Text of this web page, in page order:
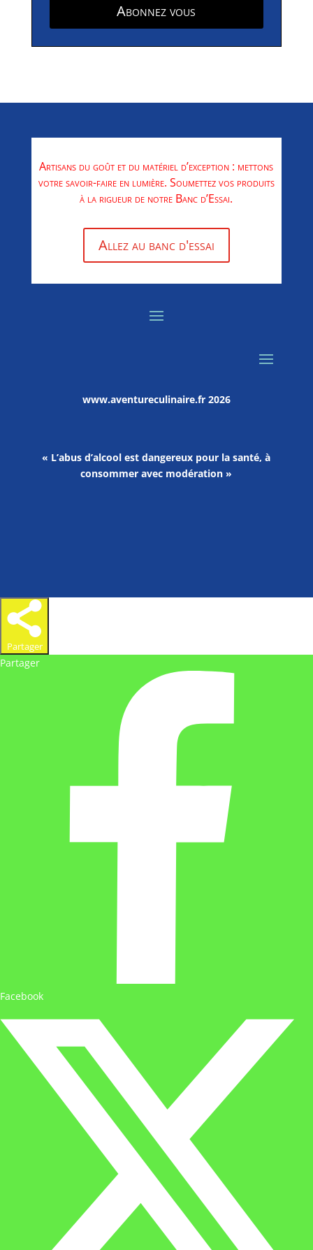
Abonnez vous
Artisans du goût et du matériel d’exception : mettons
votre savoir-faire en lumière. Soumettez vos produits
à la rigueur de notre Banc d’Essai.
Allez au banc d'essai
www.aventureculinaire.fr2026
« L’abus d’alcool est dangereux pour la santé, à
consommer avec modération »
Partager
Partager
Facebook